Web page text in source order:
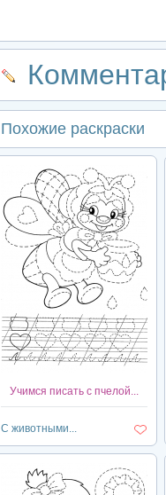
Похожие раскраски
Учимся писать с пчелой...
С животными...